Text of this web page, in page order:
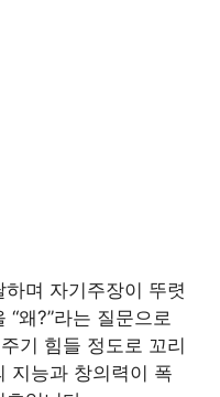
며 자기주장이 뚜렷
왜?”라는 질문으로
기 힘들 정도로 꼬리
지능과 창의력이 폭